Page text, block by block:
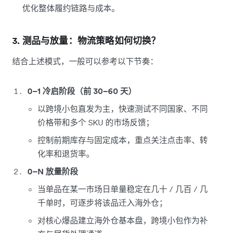
优化整体履约链路与成本。
3. 测品与放量：物流策略如何切换？
结合上述模式，一般可以参考以下节奏：
0–1 冷启阶段（前 30–60 天）
以跨境小包直发为主，快速测试不同国家、不同
价格带和多个 SKU 的市场反馈；
控制前期库存与固定成本，重点关注点击率、转
化率和退货率。
0–N 放量阶段
当单品在某一市场日单量稳定在几十 / 几百 / 几
千单时，可逐步将该品迁入海外仓；
对核心爆品建立海外仓基本盘，跨境小包作为补